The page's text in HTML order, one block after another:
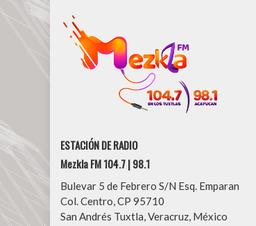
ESTACIÓN DE RADIO
Mezkla FM 104.7 | 98.1
Bulevar 5 de Febrero S/N Esq. Emparan
Col. Centro, CP 95710
San Andrés Tuxtla, Veracruz, México